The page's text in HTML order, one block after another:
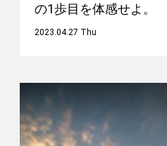
の1歩目を体感せよ。
2023.04.27 Thu